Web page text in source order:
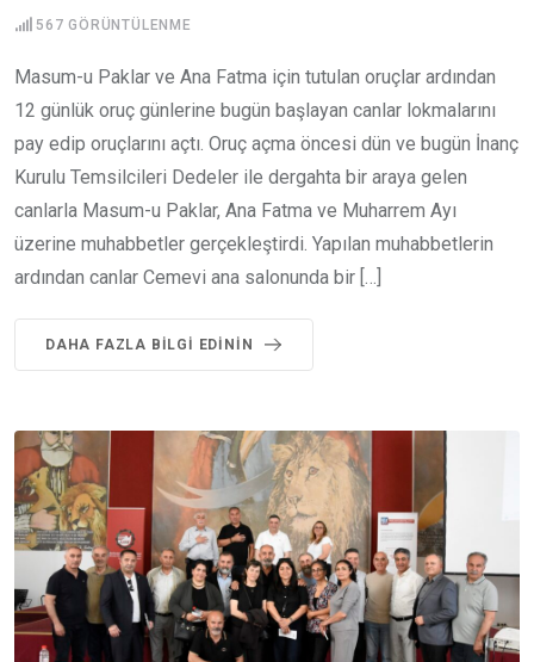
567 GÖRÜNTÜLENME
Masum-u Paklar ve Ana Fatma için tutulan oruçlar ardından
12 günlük oruç günlerine bugün başlayan canlar lokmalarını
pay edip oruçlarını açtı. Oruç açma öncesi dün ve bugün İnanç
Kurulu Temsilcileri Dedeler ile dergahta bir araya gelen
canlarla Masum-u Paklar, Ana Fatma ve Muharrem Ayı
üzerine muhabbetler gerçekleştirdi. Yapılan muhabbetlerin
ardından canlar Cemevi ana salonunda bir […]
DAHA FAZLA BILGI EDININ